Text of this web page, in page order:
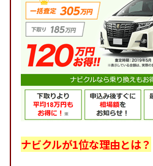
ナビクルが1位な理由とは？